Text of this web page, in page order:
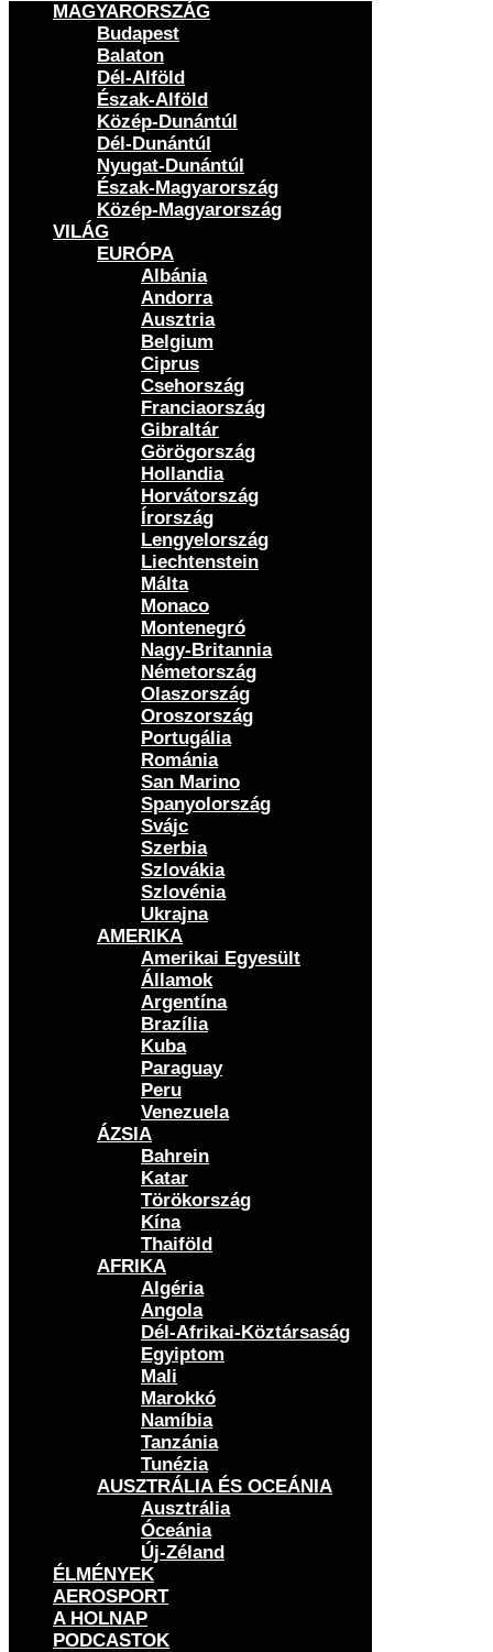
MAGYARORSZÁG
Budapest
Balaton
Dél-Alföld
Észak-Alföld
Közép-Dunántúl
Dél-Dunántúl
Nyugat-Dunántúl
Észak-Magyarország
Közép-Magyarország
VILÁG
EURÓPA
Albánia
Andorra
Ausztria
Belgium
Ciprus
Csehország
Franciaország
Gibraltár
Görögország
Hollandia
Horvátország
Írország
Lengyelország
Liechtenstein
Málta
Monaco
Montenegró
Nagy-Britannia
Németország
Olaszország
Oroszország
Portugália
Románia
San Marino
Spanyolország
Svájc
Szerbia
Szlovákia
Szlovénia
Ukrajna
AMERIKA
Amerikai Egyesült
Államok
Argentína
Brazília
Kuba
Paraguay
Peru
Venezuela
ÁZSIA
Bahrein
Katar
Törökország
Kína
Thaiföld
AFRIKA
Algéria
Angola
Dél-Afrikai-Köztársaság
Egyiptom
Mali
Marokkó
Namíbia
Tanzánia
Tunézia
AUSZTRÁLIA ÉS OCEÁNIA
Ausztrália
Óceánia
Új-Zéland
ÉLMÉNYEK
AEROSPORT
A HOLNAP
PODCASTOK